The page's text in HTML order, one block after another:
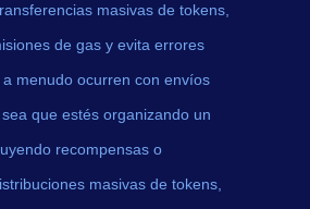
masivas de tokens,
de gas y evita errores
menudo ocurren con envíos
que estés organizando un
recompensas o
masivas de tokens,